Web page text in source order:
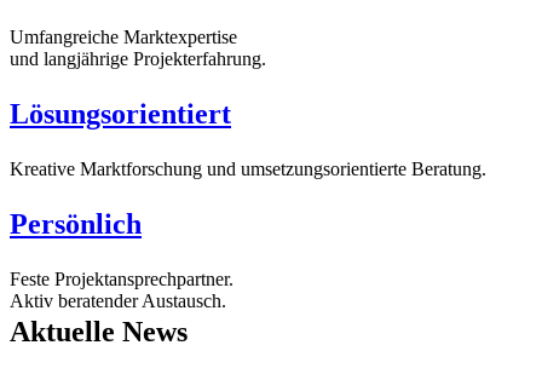
Umfangreiche Marktexpertise
und langjährige Projekterfahrung.
Lösungsorientiert
Kreative Marktforschung und umsetzungsorientierte Beratung.
Persönlich
Feste Projektansprechpartner.
Aktiv beratender Austausch.
Aktuelle News